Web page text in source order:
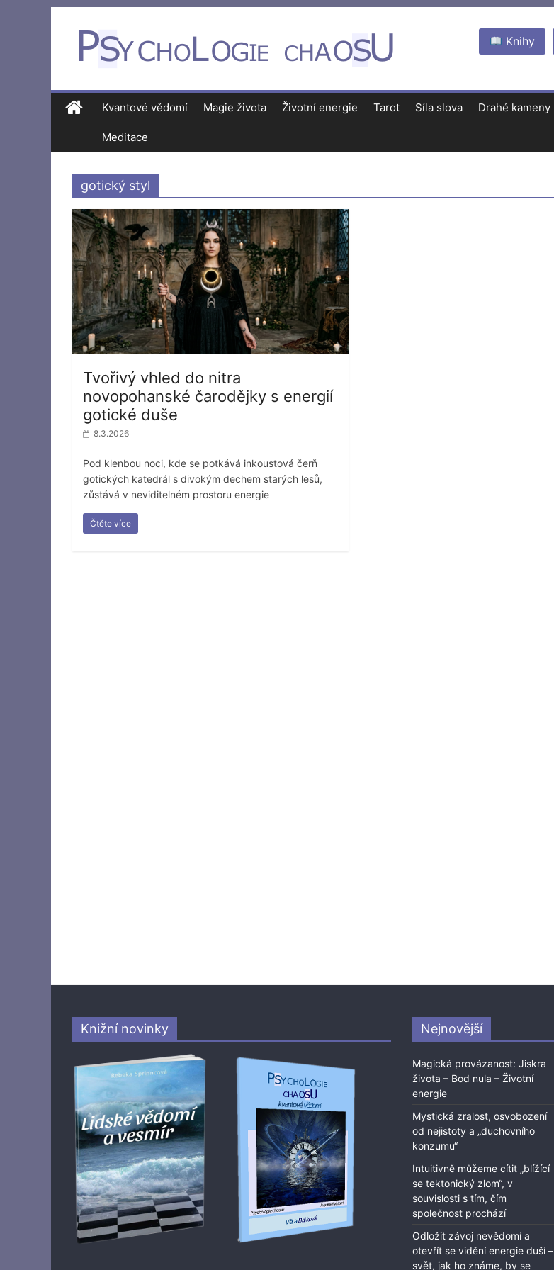
Knihy
Kvantové vědomí Magie života Životní energie Tarot Síla slova Drahé kameny
Meditace
gotický styl
Tvořivý vhled do nitra
novopohanské čarodějky s energií
gotické duše
8.3.2026
Pod klenbou noci, kde se potkává inkoustová čerň
gotických katedrál s divokým dechem starých lesů,
zůstává v neviditelném prostoru energie
Čtěte více
Knižní novinky Nejnovější
Magická provázanost: Jiskra
života – Bod nula – Životní
energie
Mystická zralost, osvobození
od nejistoty a „duchovního
konzumu“
Intuitivně můžeme cítit „blížící
se tektonický zlom“, v
souvislosti s tím, čím
společnost prochází
Odložit závoj nevědomí a
otevřít se vidění energie duší –
svět, jak ho známe, by se